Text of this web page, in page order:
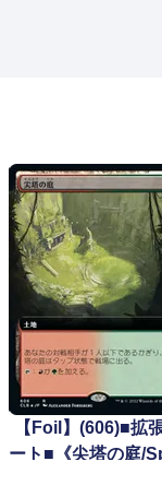
【Foil】(606)■拡
ート■《尖塔の庭/